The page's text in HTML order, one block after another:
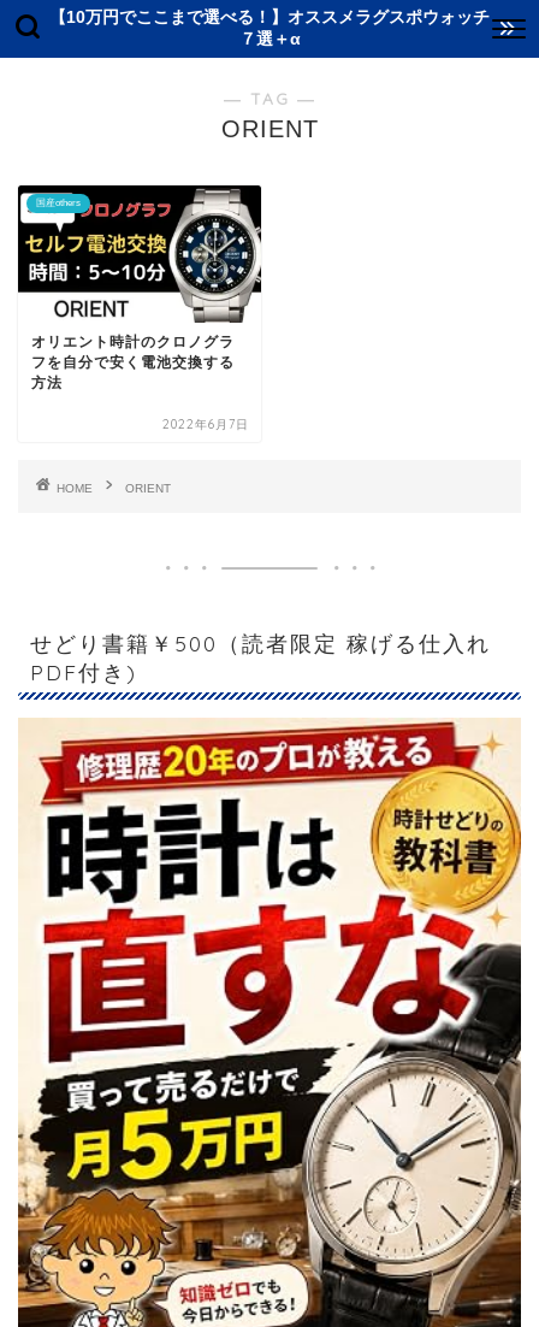
【10万円でここまで選べる！】オススメラグスポウォッチ
７選＋α
― TAG ―
ORIENT
国産others
オリエント時計のクロノグラ
フを自分で安く電池交換する
方法
2022年6月7日
HOME ORIENT
せどり書籍￥500（読者限定 稼げる仕入れ
PDF付き)